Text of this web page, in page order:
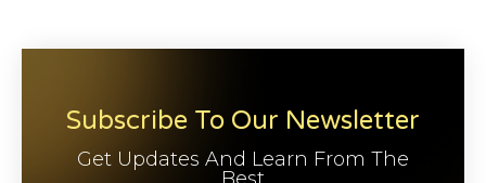
Subscribe To Our Newsletter
Get Updates And Learn From The